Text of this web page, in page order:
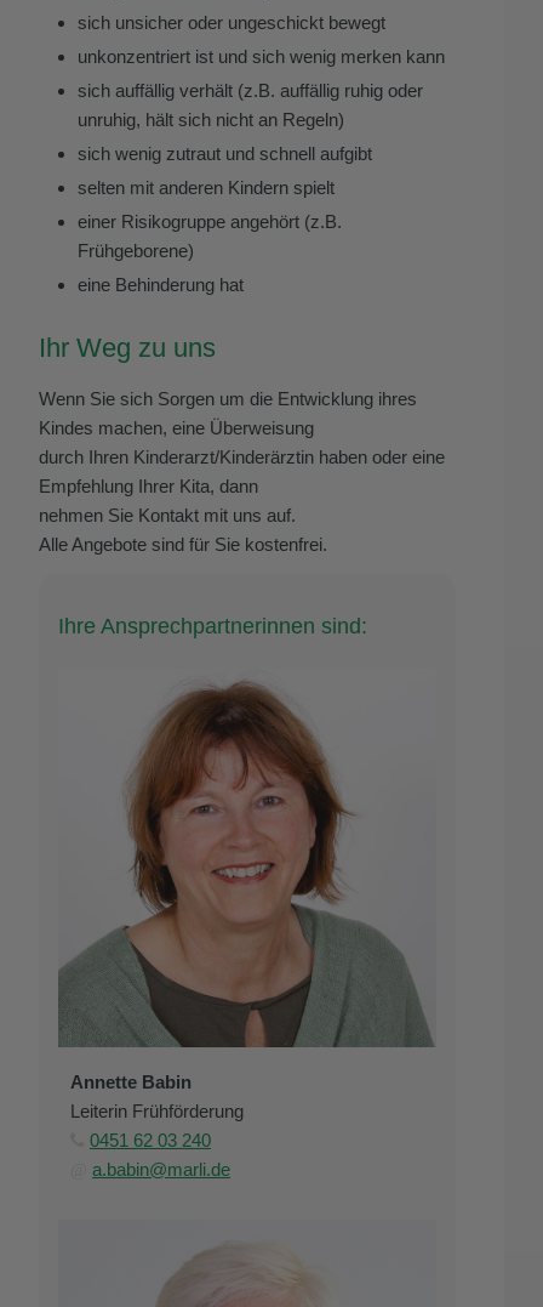
sich unsicher oder ungeschickt bewegt
unkonzentriert ist und sich wenig merken kann
sich auffällig verhält (z.B. auffällig ruhig oder
unruhig, hält sich nicht an Regeln)
sich wenig zutraut und schnell aufgibt
selten mit anderen Kindern spielt
einer Risikogruppe angehört (z.B.
Frühgeborene)
eine Behinderung hat
Ihr Weg zu uns
Wenn Sie sich Sorgen um die Entwicklung ihres
Kindes machen, eine Überweisung
durch Ihren Kinderarzt/Kinderärztin haben oder eine
Empfehlung Ihrer Kita, dann
nehmen Sie Kontakt mit uns auf.
Alle Angebote sind für Sie kostenfrei.
Ihre Ansprechpartnerinnen sind:
Annette Babin
Leiterin Frühförderung
0451 62 03 240
a.babin@marli.de